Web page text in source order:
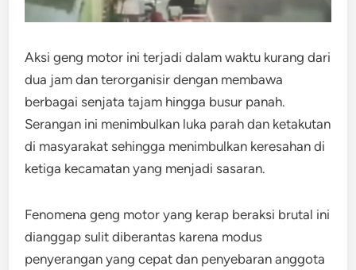
Aksi geng motor ini terjadi dalam waktu kurang dari
dua jam dan terorganisir dengan membawa
berbagai senjata tajam hingga busur panah.
Serangan ini menimbulkan luka parah dan ketakutan
di masyarakat sehingga menimbulkan keresahan di
ketiga kecamatan yang menjadi sasaran.
Fenomena geng motor yang kerap beraksi brutal ini
dianggap sulit diberantas karena modus
penyerangan yang cepat dan penyebaran anggota